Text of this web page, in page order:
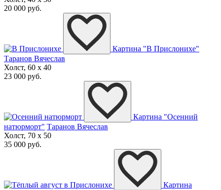
20 000 руб.
Картина "В Прислонихе"
Таранов Вячеслав
Холст, 60 x 40
23 000 руб.
Картина "Осенний
натюрморт" Таранов Вячеслав
Холст, 70 x 50
35 000 руб.
Картина